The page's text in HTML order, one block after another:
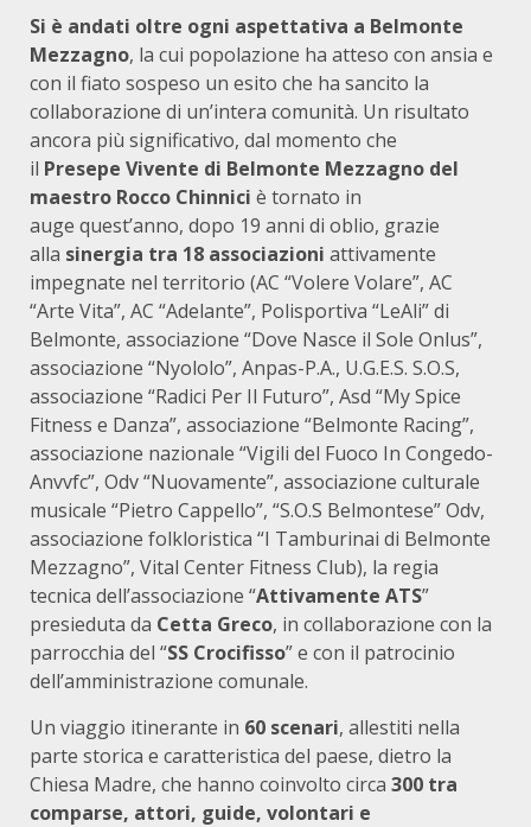
Si è andati oltre ogni aspettativa a Belmonte
Mezzagno, la cui popolazione ha atteso con ansia e
con il fiato sospeso un esito che ha sancito la
collaborazione di un’intera comunità. Un risultato
ancora più significativo, dal momento che
il Presepe Vivente di Belmonte Mezzagno del
maestro Rocco Chinnici è tornato in
auge quest’anno, dopo 19 anni di oblio, grazie
alla sinergia tra 18 associazioni attivamente
impegnate nel territorio (AC “Volere Volare”, AC
“Arte Vita”, AC “Adelante”, Polisportiva “LeAli” di
Belmonte, associazione “Dove Nasce il Sole Onlus”,
associazione “Nyololo”, Anpas-P.A., U.G.E.S. S.O.S,
associazione “Radici Per Il Futuro”, Asd “My Spice
Fitness e Danza”, associazione “Belmonte Racing”,
associazione nazionale “Vigili del Fuoco In Congedo-
Anvvfc”, Odv “Nuovamente”, associazione culturale
musicale “Pietro Cappello”, “S.O.S Belmontese” Odv,
associazione folkloristica “I Tamburinai di Belmonte
Mezzagno”, Vital Center Fitness Club), la regia
tecnica dell’associazione “Attivamente ATS”
presieduta da Cetta Greco, in collaborazione con la
parrocchia del “SS Crocifisso” e con il patrocinio
dell’amministrazione comunale.
Un viaggio itinerante in 60 scenari, allestiti nella
parte storica e caratteristica del paese, dietro la
Chiesa Madre, che hanno coinvolto circa 300 tra
comparse, attori, guide, volontari e